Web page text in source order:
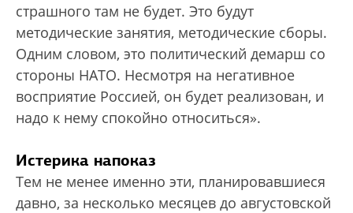
страшного там не будет. Это будут
методические занятия, методические сборы.
Одним словом, это политический демарш со
стороны НАТО. Несмотря на негативное
восприятие Россией, он будет реализован, и
надо к нему спокойно относиться».
Истерика напоказ
Тем не менее именно эти, планировавшиеся
давно, за несколько месяцев до августовской